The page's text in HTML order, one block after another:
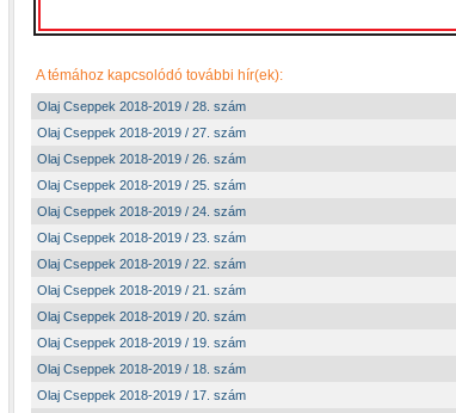
A témához kapcsolódó további hír(ek):
Olaj Cseppek 2018-2019 / 28. szám
Olaj Cseppek 2018-2019 / 27. szám
Olaj Cseppek 2018-2019 / 26. szám
Olaj Cseppek 2018-2019 / 25. szám
Olaj Cseppek 2018-2019 / 24. szám
Olaj Cseppek 2018-2019 / 23. szám
Olaj Cseppek 2018-2019 / 22. szám
Olaj Cseppek 2018-2019 / 21. szám
Olaj Cseppek 2018-2019 / 20. szám
Olaj Cseppek 2018-2019 / 19. szám
Olaj Cseppek 2018-2019 / 18. szám
Olaj Cseppek 2018-2019 / 17. szám